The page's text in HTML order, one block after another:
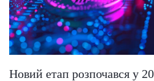
Новий етап розпочався у